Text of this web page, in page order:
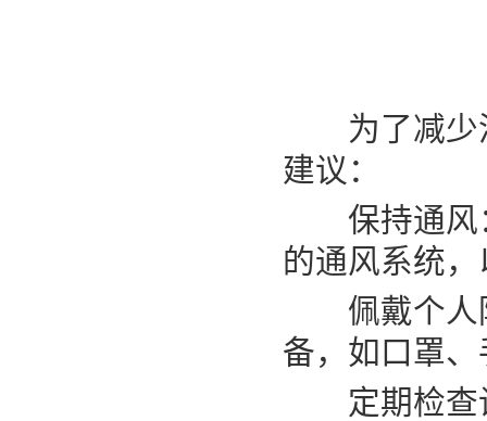
为了减少泡
建议：
保持通风：
的通风系统
佩戴个人防
备，如口罩
定期检查设